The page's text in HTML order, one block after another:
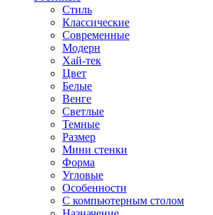
Стиль
Классические
Современные
Модерн
Хай-тек
Цвет
Белые
Венге
Светлые
Темные
Размер
Мини стенки
Форма
Угловые
Особенности
С компьютерным столом